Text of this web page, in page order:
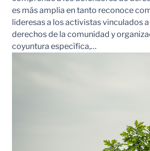
es más amplia en tanto reconoce
lideresas a los activistas vinculados
derechos de la comunidad y
coyuntura específica,…